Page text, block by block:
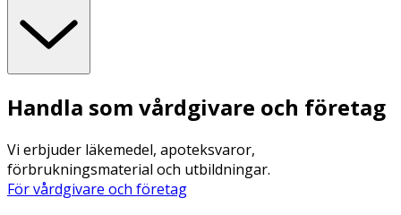
Handla som vårdgivare och företag
Vi erbjuder läkemedel, apoteksvaror,
förbrukningsmaterial och utbildningar.
För vårdgivare och företag